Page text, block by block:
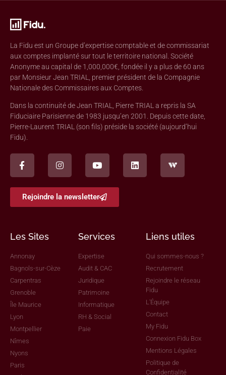
La Fidu est un Groupe d’expertise comptable et de commissariat
aux comptes implanté sur tout le territoire national. Société
Anonyme au capital de 1,000,000€, fondée il y a plus de 60 ans
par Monsieur Jean TRIAL, premier président de la Compagnie
Nationale des Commissaires aux Comptes.
Dans la continuité de Jean TRIAL, Pierre TRIAL a repris la SA
Fiduciaire Parisienne de 1983 jusqu’en 2001. Depuis cette date,
Pierre-Laurent TRIAL (son fils) préside la société (aujourd’hui
Fidu).
Rejoindre la newsletter
Les Sites
Annonay
Bagnols-sur-Cèze
Carpentras
Grenoble
Île Maurice
Lyon
Montpellier
Nîmes
Nyons
Paris
Services
Expertise
Audit & CAC
Juridique
Patrimoine
Informatique
RH & Social
Paie
Liens utiles
Qui sommes-nous ?
Recrutement
Rejoindre le réseau
Fidu
L'Équipe
Contact
My Fidu
Connexion Fidu Box
Mentions Légales
Politique de
Confidentialité